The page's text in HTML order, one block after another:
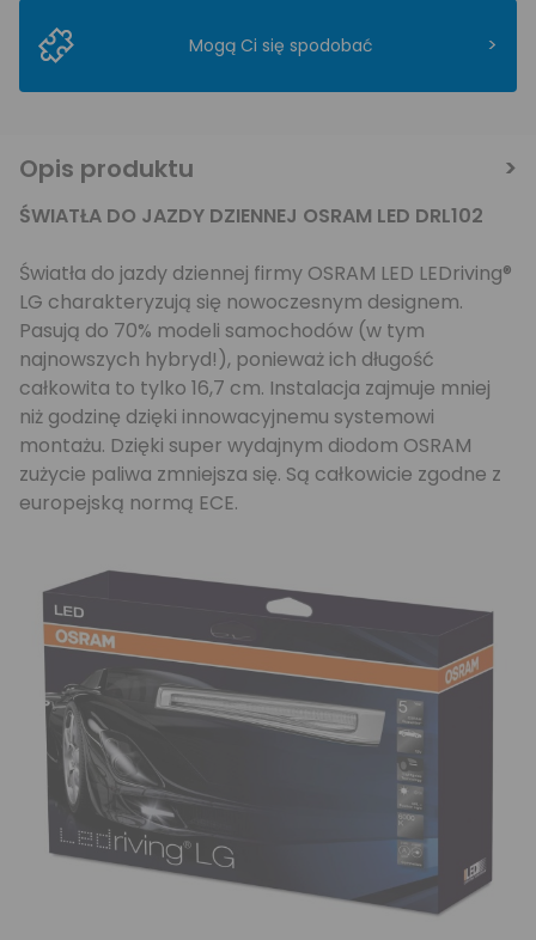
Mogą Ci się spodobać >
Opis produktu
ŚWIATŁA DO JAZDY DZIENNEJ OSRAM LED DRL102
Światła do jazdy dziennej firmy OSRAM LED LEDriving®
LG charakteryzują się nowoczesnym designem.
Pasują do 70% modeli samochodów (w tym
najnowszych hybryd!), ponieważ ich długość
całkowita to tylko 16,7 cm. Instalacja zajmuje mniej
niż godzinę dzięki innowacyjnemu systemowi
montażu. Dzięki super wydajnym diodom OSRAM
zużycie paliwa zmniejsza się. Są całkowicie zgodne z
europejską normą ECE.